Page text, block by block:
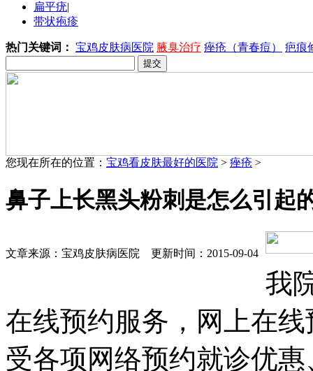
扁平疣|
带状疱疹
热门关键词： 宝鸡皮肤病医院 腋臭治疗 痤疮（青春痘） 疤痕
您现在所在的位置： 宝鸡看皮肤最好的医院 > 痤疮 >
鼻子上长黑头粉刺是怎么引起
文章来源：宝鸡皮肤病医院 更新时间：2015-09-04
我
在线预约服务，网上在
受各项网络预约就诊优